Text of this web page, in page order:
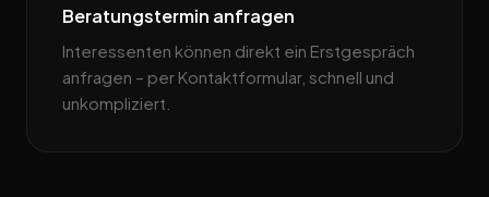
Beratungstermin anfragen
Interessenten können direkt ein Erstgespräch
anfragen – per Kontaktformular, schnell und
unkompliziert.